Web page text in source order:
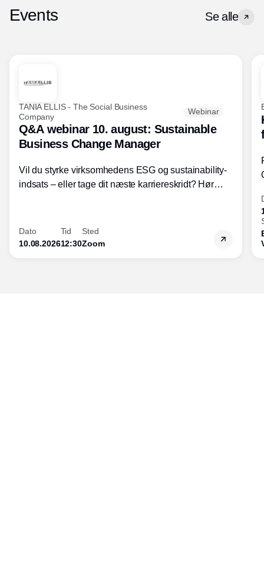
Events Se alle
TANIA ELLIS - The Social Business
Company
Webinar
Q&A webinar 10. august: Sustainable
Business Change Manager
Vil du styrke virksomhedens ESG og sustainability-
indsats – eller tage dit næste karriereskridt? Hør
inden for bæredygtig forretningsudvikling - så du
skaber værdi for både samfund og bundlinje.
Dato
10.08.2026
Tid
12:30
Sted
Zoom